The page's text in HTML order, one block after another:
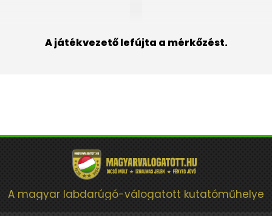
A játékvezető lefújta a mérkőzést.
A magyar labdarúgó-válogatott kutatóműhelye